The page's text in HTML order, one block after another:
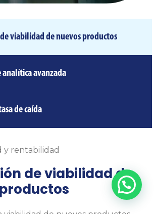
viabilidad de nuevos productos
analítica avanzada
de caída
y rentabilidad
de viabilidad de